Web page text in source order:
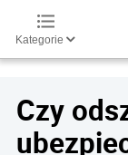
Kategorie
Czy